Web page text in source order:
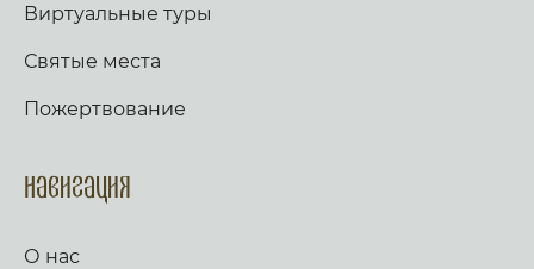
Виртуальные туры
Святые места
Пожертвование
Навигация
О нас